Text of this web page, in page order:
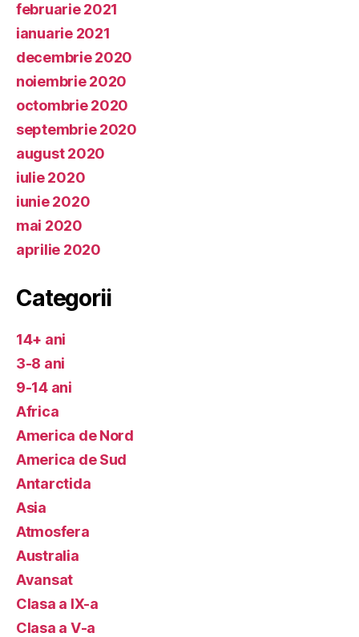
februarie 2021
ianuarie 2021
decembrie 2020
noiembrie 2020
octombrie 2020
septembrie 2020
august 2020
iulie 2020
iunie 2020
mai 2020
aprilie 2020
Categorii
14+ ani
3-8 ani
9-14 ani
Africa
America de Nord
America de Sud
Antarctida
Asia
Atmosfera
Australia
Avansat
Clasa a IX-a
Clasa a V-a